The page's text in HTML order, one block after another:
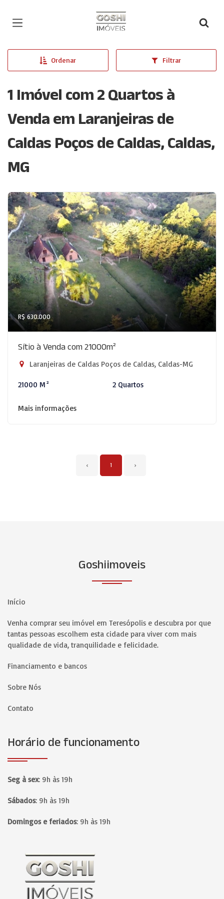
Página inicial
Ordenar Filtrar
1 Imóvel com 2 Quartos à
Venda em Laranjeiras de
Caldas Poços de Caldas, Caldas,
MG
R$ 630.000
Sítio à Venda com 21000m²
Laranjeiras de Caldas Poços de Caldas, Caldas-MG
21000 M² 2 Quartos
Mais informações
‹ 1 ›
Goshiimoveis
Início
Venha comprar seu imóvel em Teresópolis e descubra por que
tantas pessoas escolhem esta cidade para viver com mais
qualidade de vida, tranquilidade e felicidade.
Financiamento e bancos
Sobre Nós
Contato
Horário de funcionamento
Seg à sex: 9h às 19h
Sábados: 9h às 19h
Domingos e feriados: 9h às 19h
Página inicial